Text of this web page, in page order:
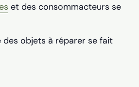
et des consommacteurs se
des objets à réparer se fait